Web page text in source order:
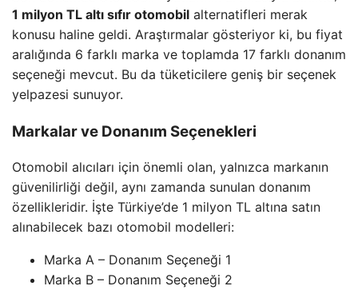
1 milyon TL altı sıfır otomobil alternatifleri merak
konusu haline geldi. Araştırmalar gösteriyor ki, bu fiyat
aralığında 6 farklı marka ve toplamda 17 farklı donanım
seçeneği mevcut. Bu da tüketicilere geniş bir seçenek
yelpazesi sunuyor.
Markalar ve Donanım Seçenekleri
Otomobil alıcıları için önemli olan, yalnızca markanın
güvenilirliği değil, aynı zamanda sunulan donanım
özellikleridir. İşte Türkiye’de 1 milyon TL altına satın
alınabilecek bazı otomobil modelleri:
Marka A – Donanım Seçeneği 1
Marka B – Donanım Seçeneği 2